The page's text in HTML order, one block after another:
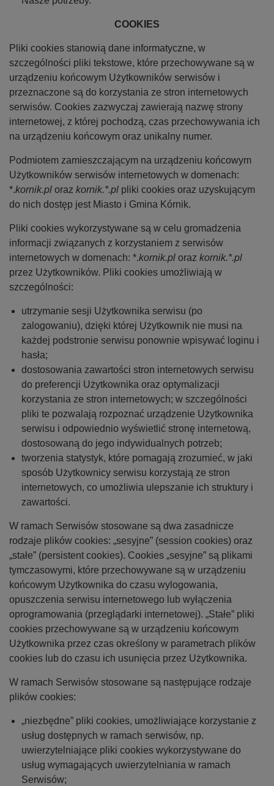
COOKIES
Pliki cookies stanowią dane informatyczne, w
szczególności pliki tekstowe, które przechowywane są w
urządzeniu końcowym Użytkowników serwisów i
przeznaczone są do korzystania ze stron internetowych
serwisów. Cookies zazwyczaj zawierają nazwę strony
internetowej, z której pochodzą, czas przechowywania ich
na urządzeniu końcowym oraz unikalny numer.
Podmiotem zamieszczającym na urządzeniu końcowym
Użytkowników serwisów internetowych w domenach:
*.kornik.pl oraz kornik.*.pl pliki cookies oraz uzyskującym
do nich dostęp jest Miasto i Gmina Kórnik.
Pliki cookies wykorzystywane są w celu gromadzenia
informacji związanych z korzystaniem z serwisów
internetowych w domenach: *.kornik.pl oraz kornik.*.pl
przez Użytkowników. Pliki cookies umożliwiają w
szczególności:
utrzymanie sesji Użytkownika serwisu (po
zalogowaniu), dzięki której Użytkownik nie musi na
każdej podstronie serwisu ponownie wpisywać loginu i
hasła;
dostosowania zawartości stron internetowych serwisu
do preferencji Użytkownika oraz optymalizacji
korzystania ze stron internetowych; w szczególności
pliki te pozwalają rozpoznać urządzenie Użytkownika
serwisu i odpowiednio wyświetlić stronę internetową,
dostosowaną do jego indywidualnych potrzeb;
tworzenia statystyk, które pomagają zrozumieć, w jaki
sposób Użytkownicy serwisu korzystają ze stron
internetowych, co umożliwia ulepszanie ich struktury i
zawartości.
W ramach Serwisów stosowane są dwa zasadnicze
rodzaje plików cookies: „sesyjne” (session cookies) oraz
„stałe” (persistent cookies). Cookies „sesyjne” są plikami
tymczasowymi, które przechowywane są w urządzeniu
końcowym Użytkownika do czasu wylogowania,
opuszczenia serwisu internetowego lub wyłączenia
oprogramowania (przeglądarki internetowej). „Stałe” pliki
cookies przechowywane są w urządzeniu końcowym
Użytkownika przez czas określony w parametrach plików
cookies lub do czasu ich usunięcia przez Użytkownika.
W ramach Serwisów stosowane są następujące rodzaje
plików cookies:
„niezbędne” pliki cookies, umożliwiające korzystanie z
usług dostępnych w ramach serwisów, np.
uwierzytelniające pliki cookies wykorzystywane do
usług wymagających uwierzytelniania w ramach
Serwisów;